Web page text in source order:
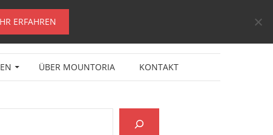
ÜBER MOUNTORIA KONTAKT
ERFAHREN